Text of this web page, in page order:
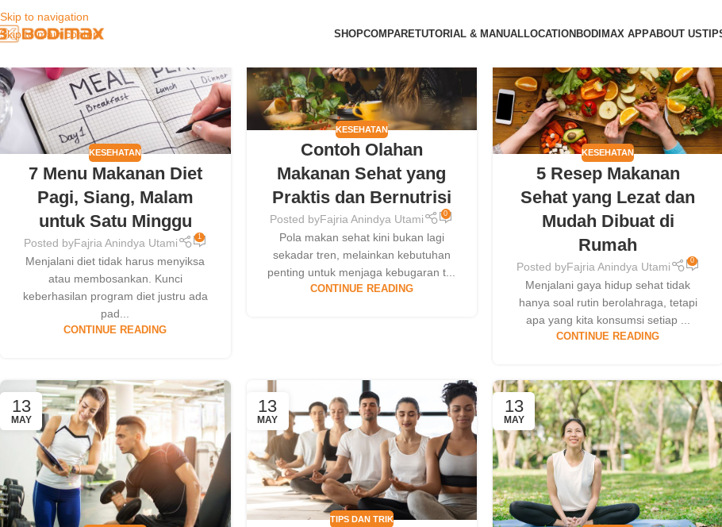
Skip to navigation
Skip to main content
SHOPCOMPARETUTORIAL & MANUALLOCATIONBODIMAX APPABOUT US
13
MAY
KESEHATAN
7 Menu Makanan Diet
Pagi, Siang, Malam
untuk Satu Minggu
Posted byFajria Anindya Utami 1
Menjalani diet tidak harus menyiksa
atau membosankan. Kunci
keberhasilan program diet justru ada
pad...
CONTINUE READING
KESEHATAN
Contoh Olahan
Makanan Sehat yang
Praktis dan Bernutrisi
Posted byFajria Anindya Utami 0
Pola makan sehat kini bukan lagi
sekadar tren, melainkan kebutuhan
penting untuk menjaga kebugaran t...
CONTINUE READING
13
MAY
KESEHATAN
5 Resep Makanan
Sehat yang Lezat dan
Mudah Dibuat di
Rumah
Posted byFajria Anindya Utami 0
Menjalani gaya hidup sehat tidak
hanya soal rutin berolahraga, tetapi
apa yang kita konsumsi setiap ...
CONTINUE READING
13
MAY
13
MAY
TIPS DAN TRIK
13
MAY